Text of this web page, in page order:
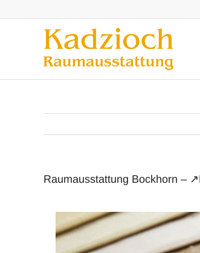
Inhalt
Raumausstattung Bockhorn –